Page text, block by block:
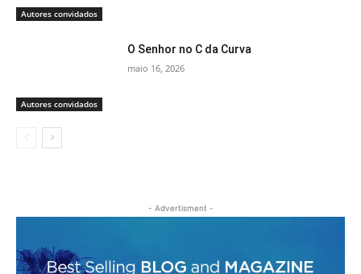
Autores convidados
Autores convidados
O Senhor no C da Curva
maio 16, 2026
- Advertisment -